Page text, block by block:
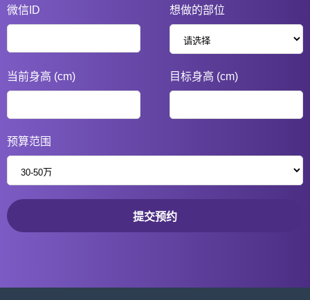
微信ID 想做的部位
当前身高 (cm) 目标身高 (cm)
预算范围
提交预约